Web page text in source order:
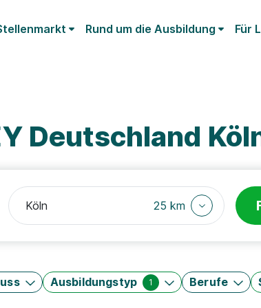
Rund um die Ausbildung Für
Deutschland
25 km
Ausbildungstyp 1 Berufe